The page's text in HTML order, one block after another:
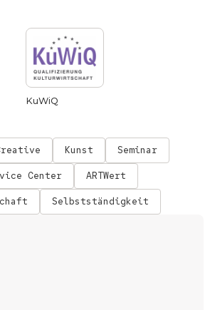
KuWiQ
Kunst Seminar
Center ARTWert
Selbstständigkeit